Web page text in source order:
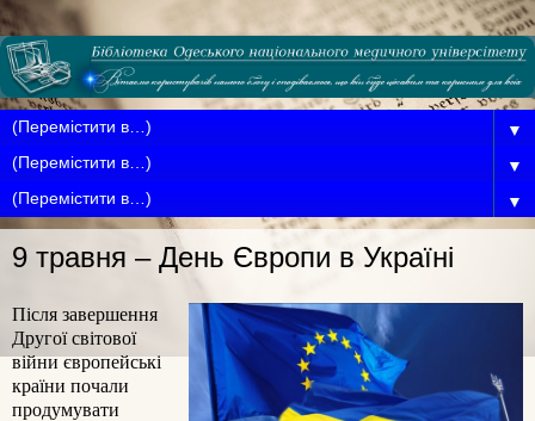
▼
▼
▼
9 травня – День Європи в Україні
Після завершення
Другої світової
війни європейські
країни почали
продумувати